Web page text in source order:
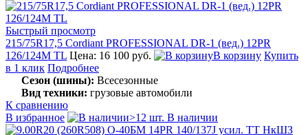
Быстрый просмотр
215/75R17,5 Cordiant PROFESSIONAL DR-1 (вед.) 12PR
126/124M TL Цена: 16 100 руб. В корзину Купить
в 1 клик Подробнее
Сезон (шины): Всесезонные
Вид техники: грузовые автомобили
К сравнению
В избранное
>12 шт. В наличии